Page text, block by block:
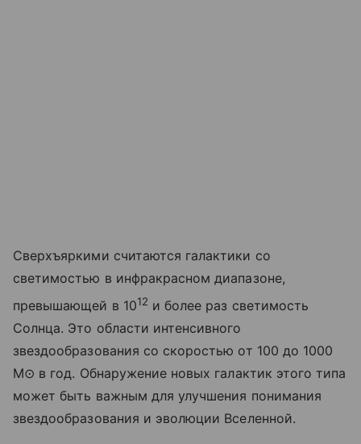
Сверхъяркими считаются галактики со
светимостью в инфракрасном диапазоне,
превышающей в 1012 и более раз светимость
Солнца. Это области интенсивного
звездообразования со скоростью от 100 до 1000
M⊙ в год. Обнаружение новых галактик этого типа
может быть важным для улучшения понимания
звездообразования и эволюции Вселенной.